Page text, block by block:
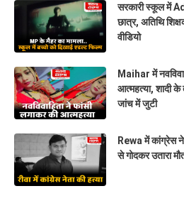
सरकारी स्कूल में
छात्र, अतिथि
वीडियो
Maihar में
आत्महत्या, शादी के
जांच में जुटी
Rewa में कांग्रेस
से गोदकर उतारा